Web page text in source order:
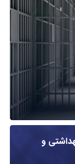
خدمت بهداشتی و